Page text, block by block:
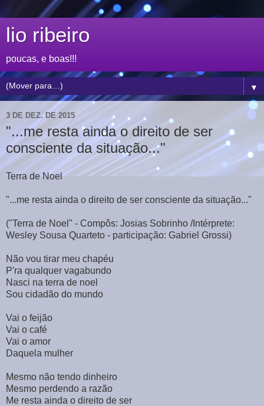
lio ribeiro
poucas, e boas!!!
▼
3 DE DEZ. DE 2015
"...me resta ainda o direito de ser
consciente da situação..."
Terra de Noel
"...me resta ainda o direito de ser consciente da situação..."
("Terra de Noel" - Compôs: Josias Sobrinho /Intérprete:
Wesley Sousa Quarteto - participação: Gabriel Grossi)
Não vou tirar meu chapéu
P'ra qualquer vagabundo
Nasci na terra de noel
Sou cidadão do mundo
Vai o feijão
Vai o café
Vai o amor
Daquela mulher
Mesmo não tendo dinheiro
Mesmo perdendo a razão
Me resta ainda o direito de ser